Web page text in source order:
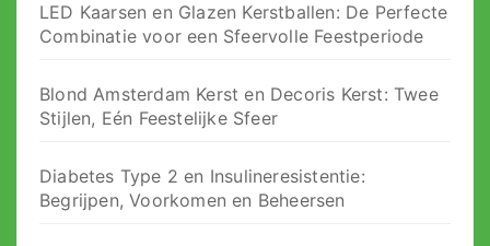
LED Kaarsen en Glazen Kerstballen: De Perfecte
Combinatie voor een Sfeervolle Feestperiode
Blond Amsterdam Kerst en Decoris Kerst: Twee
Stijlen, Eén Feestelijke Sfeer
Diabetes Type 2 en Insulineresistentie:
Begrijpen, Voorkomen en Beheersen